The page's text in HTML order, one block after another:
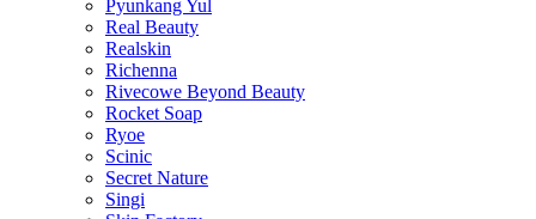
Pyunkang Yul
Real Beauty
Realskin
Richenna
Rivecowe Beyond Beauty
Rocket Soap
Ryoe
Scinic
Secret Nature
Singi